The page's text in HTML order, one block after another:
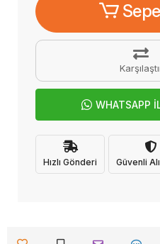
WHATSAPP
Hızlı Gönderi Güvenli